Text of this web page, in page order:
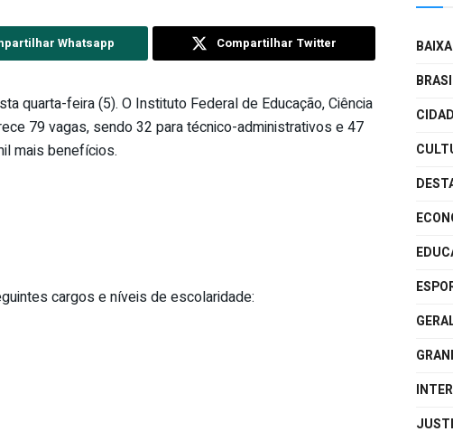
Whatsapp Compartilhar Twitter
quarta-feira (5). O Instituto Federal de Educação, Ciência
79 vagas, sendo 32 para técnico-administrativos e 47
mais benefícios.
cargos e níveis de escolaridade: